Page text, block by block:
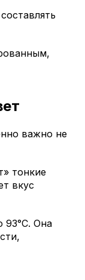
важно не
тонкие
вкус
93°C. Она